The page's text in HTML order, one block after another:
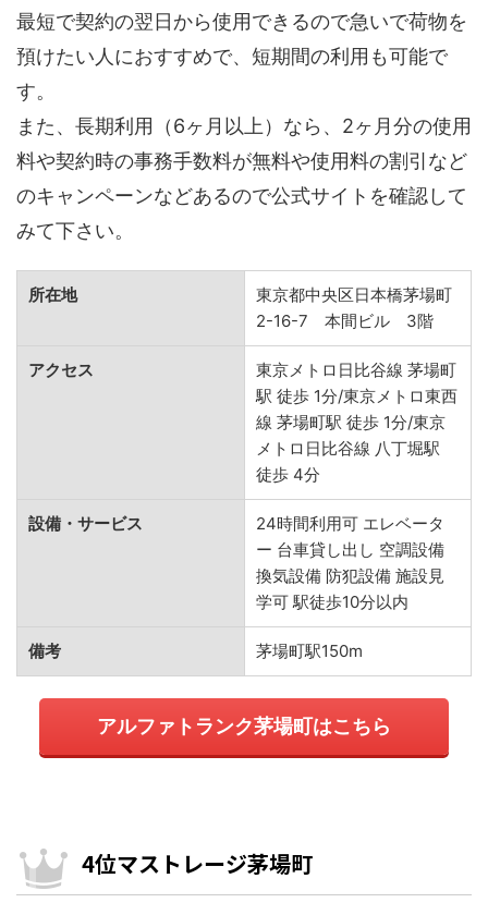
最短で契約の翌日から使用できるので急いで荷物を
預けたい人におすすめで、短期間の利用も可能で
す。
また、長期利用（6ヶ月以上）なら、2ヶ月分の使用
料や契約時の事務手数料が無料や使用料の割引など
のキャンペーンなどあるので公式サイトを確認して
みて下さい。
所在地
東京都中央区日本橋茅場町
2-16-7 本間ビル 3階
アクセス
東京メトロ日比谷線 茅場町
駅 徒歩 1分/東京メトロ東西
線 茅場町駅 徒歩 1分/東京
メトロ日比谷線 八丁堀駅
徒歩 4分
設備・サービス
24時間利用可 エレベータ
ー 台車貸し出し 空調設備
換気設備 防犯設備 施設見
学可 駅徒歩10分以内
備考 茅場町駅150m
アルファトランク茅場町はこちら
4位マストレージ茅場町